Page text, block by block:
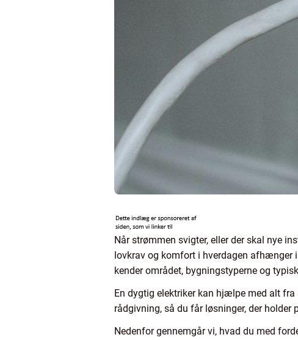
Når strømmen svigter, eller der skal nye
lovkrav og komfort i hverdagen afhænger
kender området, bygningstyperne og
En dygtig elektriker kan hjælpe med alt
rådgivning, så du får løsninger, der holder
Nedenfor gennemgår vi, hvad du med